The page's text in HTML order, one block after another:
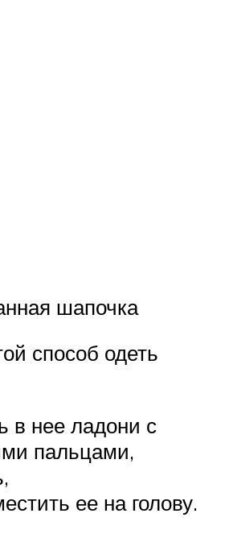
шапочка
способ одеть
в нее ладони с
пальцами,
ее на голову.